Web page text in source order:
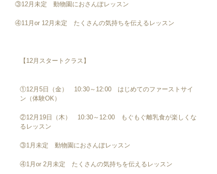
③12月未定 動物園におさんぽレッスン
④11月or 12月未定 たくさんの気持ちを伝えるレッスン
【12月スタートクラス】
①12月5日（金） 10:30～12:00 はじめてのファーストサイ
ン（体験OK）
②12月19日（木） 10:30～12:00 もぐもぐ離乳食が楽しくな
るレッスン
③1月未定 動物園におさんぽレッスン
④1月or 2月未定 たくさんの気持ちを伝えるレッスン